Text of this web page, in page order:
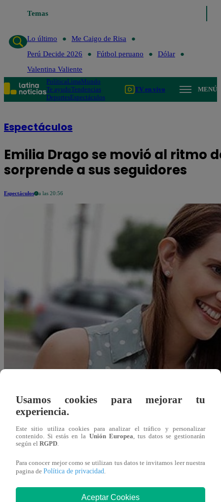
Temas
Lo último
Me Caigo de Risa
Perú Decide 2026
Fútbol peruano
Dólar
Valentina Valiente
PolíticaLimaMundo
Te ayudoTendencias
DeportesEspectáculos
TV en vivo MENÚ
Espectáculos
Emilia Drago se movió al ritmo
sorprende a sus seguidores
Espectáculos a las 20:56
Redacción Latina
08 de octubre 2018
divertido video donde deja ver sus mejores pasos de
Usamos cookies para mejorar tu
experiencia.
Este sitio utiliza cookies para analizar el tráfico y personalizar
contenido. Si estás en la Unión Europea , tus datos se gestionarán
según el RGPD
Para conocer mejor como se utilizan tus datos te invitamos leer nuestra
pagina de Política de privacidad
Aceptar Cookies